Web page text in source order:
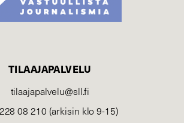
TILAAJAPALVELU
tilaajapalvelu@sll.fi
08 210 (arkisin klo 9-15)